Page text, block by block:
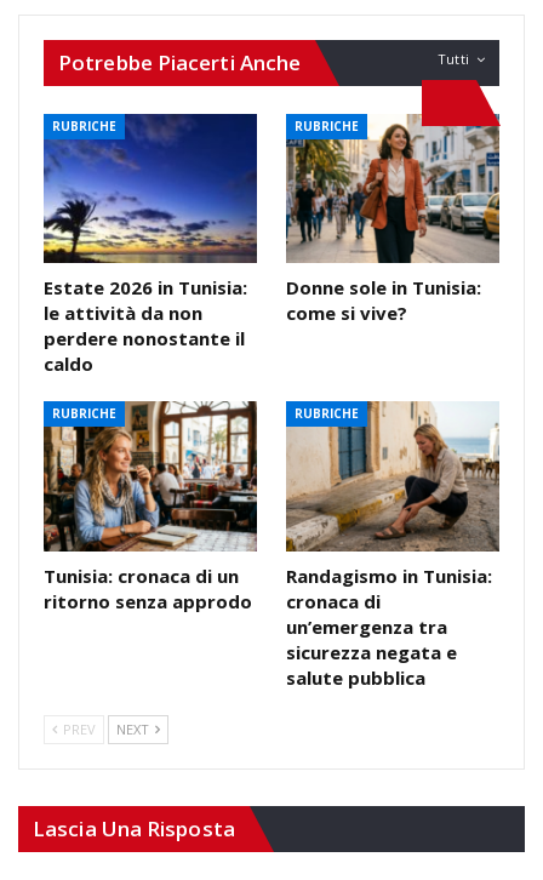
Tutti
Potrebbe Piacerti Anche
RUBRICHE
Estate 2026 in Tunisia:
le attività da non
perdere nonostante il
caldo
RUBRICHE
Donne sole in Tunisia:
come si vive?
RUBRICHE
Tunisia: cronaca di un
ritorno senza approdo
RUBRICHE
Randagismo in Tunisia:
cronaca di
un’emergenza tra
sicurezza negata e
salute pubblica
PREV NEXT
Lascia Una Risposta